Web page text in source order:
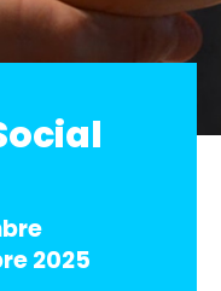
2025